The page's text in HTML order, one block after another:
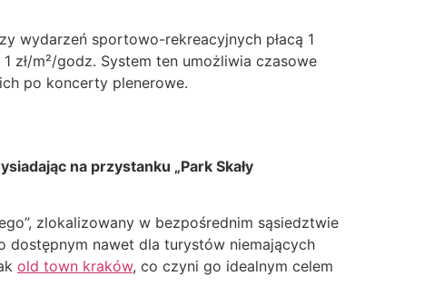
wydarzeń sportowo-rekreacyjnych płacą 1
zł/m²/godz. System ten umożliwia czasowe
po koncerty plenerowe.
na przystanku „Park Skały
zlokalizowany w bezpośrednim sąsiedztwie
dostępnym nawet dla turystów niemających
old town kraków, co czyni go idealnym celem